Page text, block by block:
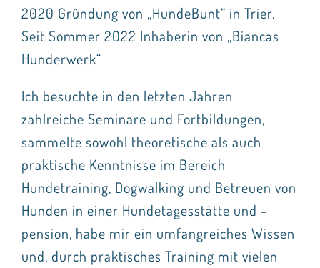
2020 Gründung von „HundeBunt“ in Trier.
Seit Sommer 2022 Inhaberin von „Biancas
Hunderwerk“
Ich besuchte in den letzten Jahren
zahlreiche Seminare und Fortbildungen,
sammelte sowohl theoretische als auch
praktische Kenntnisse im Bereich
Hundetraining, Dogwalking und Betreuen von
Hunden in einer Hundetagesstätte und -
pension, habe mir ein umfangreiches Wissen
und, durch praktisches Training mit vielen